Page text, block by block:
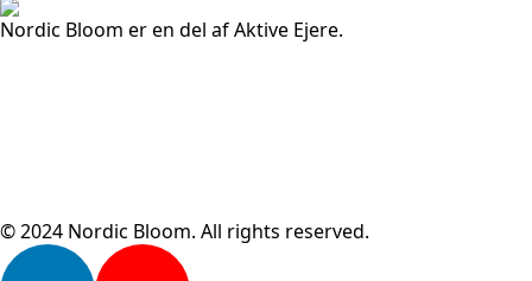
Nordic Bloom er en del af Aktive Ejere.
© 2024 Nordic Bloom. All rights reserved.